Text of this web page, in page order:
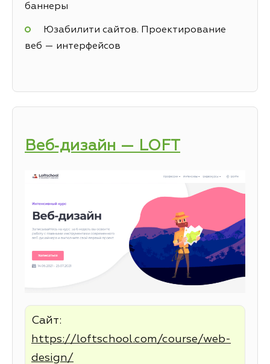
баннеры
Юзабилити сайтов. Проектирование
веб — интерфейсов
Веб‑дизайн — LOFT
Сайт:
https://loftschool.com/course/web-
design/